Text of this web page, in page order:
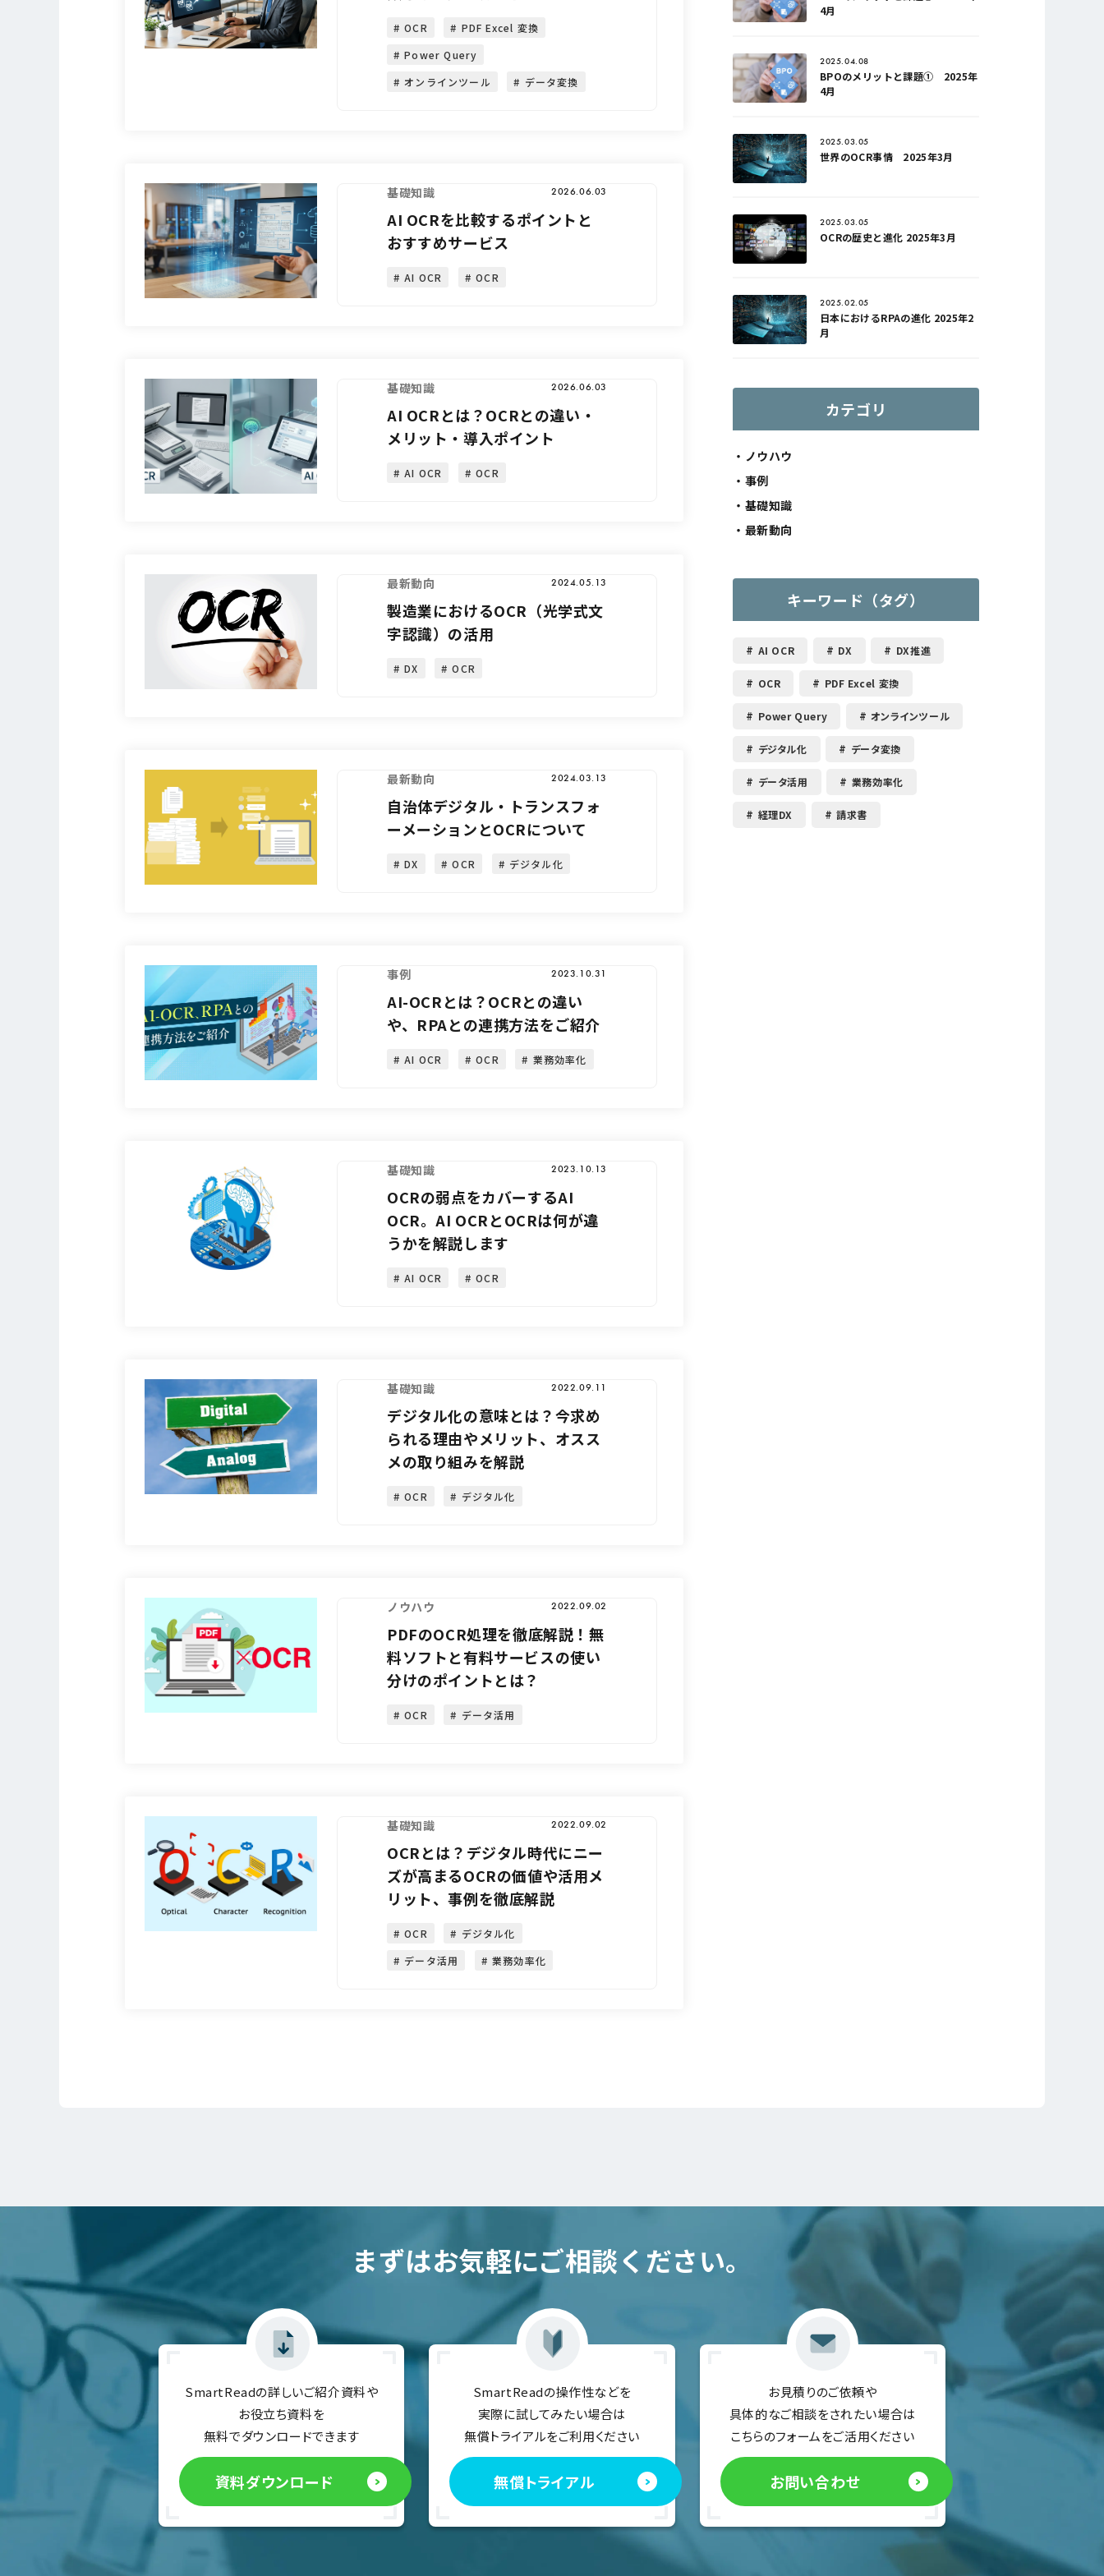
OCR
PDF Excel 変換
Power Query
オンラインツール
データ変換
基礎知識 2026.06.03
AI OCRを比較するポイントと
おすすめサービス
AI OCR OCR
基礎知識 2026.06.03
AI OCRとは？OCRとの違い・
メリット・導入ポイント
AI OCR OCR
最新動向 2024.05.13
製造業におけるOCR（光学式文
字認識）の活用
DX OCR
最新動向 2024.03.13
自治体デジタル・トランスフォ
ーメーションとOCRについて
DX OCR デジタル化
事例 2023.10.31
AI-OCRとは？OCRとの違い
や、RPAとの連携方法をご紹介
AI OCR OCR 業務効率化
基礎知識 2023.10.13
OCRの弱点をカバーするAI
OCR。AI OCRとOCRは何が違
うかを解説します
AI OCR OCR
基礎知識 2022.09.11
デジタル化の意味とは？今求め
られる理由やメリット、オスス
メの取り組みを解説
OCR デジタル化
ノウハウ 2022.09.02
PDFのOCR処理を徹底解説！無
料ソフトと有料サービスの使い
分けのポイントとは？
OCR データ活用
基礎知識 2022.09.02
OCRとは？デジタル時代にニー
ズが高まるOCRの価値や活用メ
リット、事例を徹底解説
OCR
デジタル化
データ活用
業務効率化
4月
2025.04.08
BPOのメリットと課題① 2025年
4月
2025.03.05
世界のOCR事情 2025年3月
2025.03.05
OCRの歴史と進化 2025年3月
2025.02.05
日本におけるRPAの進化 2025年2
月
カテゴリ
ノウハウ
事例
基礎知識
最新動向
キーワード（タグ）
AI OCR DX DX推進
OCR PDF Excel 変換
Power Query オンラインツール
デジタル化 データ変換
データ活用 業務効率化
経理DX 請求書
まずはお気軽にご相談ください。
SmartReadの詳しいご紹介資料や
お役立ち資料を
無料でダウンロードできます
資料ダウンロード
SmartReadの操作性などを
実際に試してみたい場合は
無償トライアルをご利用ください
無償トライアル
お見積りのご依頼や
具体的なご相談をされたい場合は
こちらのフォームをご活用ください
お問い合わせ